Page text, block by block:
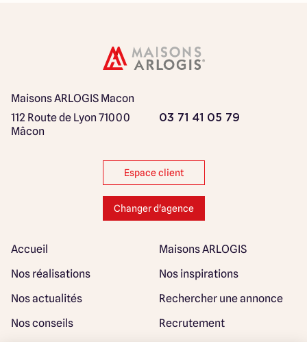
Maisons ARLOGIS Macon
112 Route de Lyon 71000
Mâcon
03 71 41 05 79
Espace client
Changer d'agence
Accueil
Maisons ARLOGIS
Nos réalisations
Nos inspirations
Nos actualités
Rechercher une annonce
Nos conseils
Recrutement